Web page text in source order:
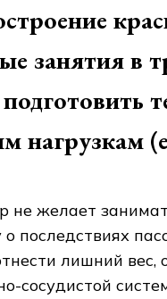
занятия в
нагрузкам
не желает
о последствиях
лишний
сосудистой